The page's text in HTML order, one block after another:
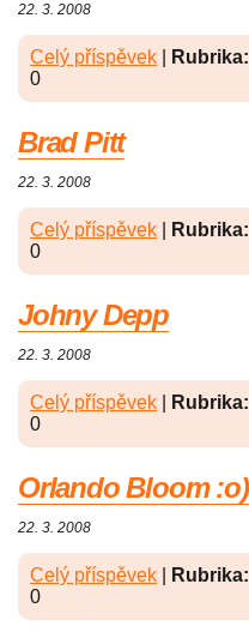
22. 3. 2008
Celý příspěvek Rubrika:
0
Brad Pitt
22. 3. 2008
Celý příspěvek Rubrika:
0
Johny Depp
22. 3. 2008
Celý příspěvek Rubrika:
0
Orlando Bloom :o)
22. 3. 2008
Celý příspěvek Rubrika:
0